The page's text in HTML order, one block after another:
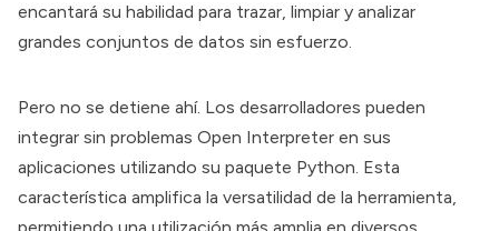
encantará su habilidad para trazar, limpiar y analizar
grandes conjuntos de datos sin esfuerzo.
Pero no se detiene ahí. Los desarrolladores pueden
integrar sin problemas Open Interpreter en sus
aplicaciones utilizando su paquete Python. Esta
característica amplifica la versatilidad de la herramienta,